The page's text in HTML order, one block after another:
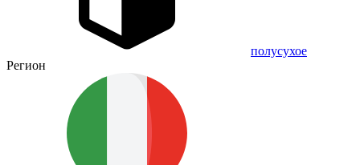
полусухое
Регион